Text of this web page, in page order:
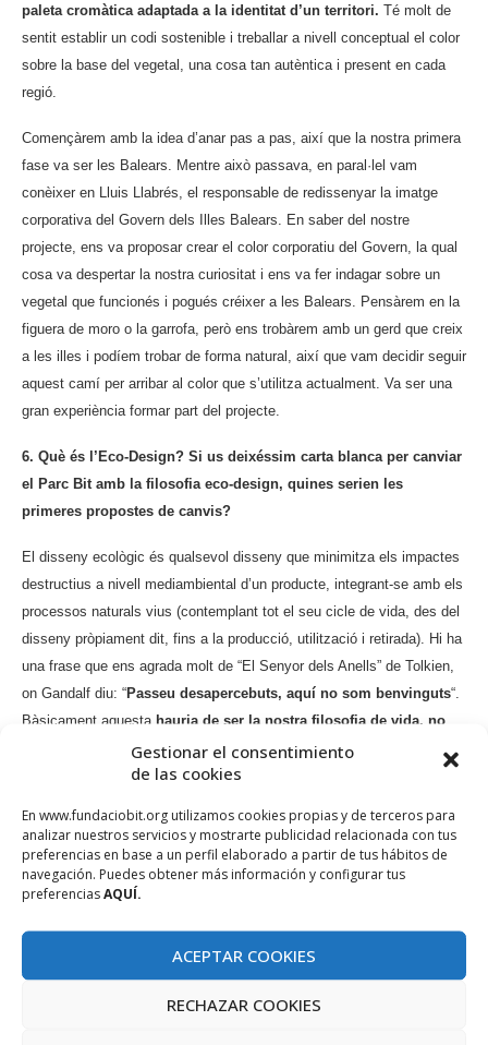
Gestionar el consentimiento
de las cookies
En www.fundaciobit.org utilizamos cookies propias y de terceros para
analizar nuestros servicios y mostrarte publicidad relacionada con tus
preferencias en base a un perfil elaborado a partir de tus hábitos de
navegación. Puedes obtener más información y configurar tus
preferenciasAQUÍ.
ACEPTAR COOKIES
RECHAZAR COOKIES
paleta cromàtica adaptada a la identitat d’un territori. Té molt de
sentit establir un codi sostenible i treballar a nivell conceptual el color
sobre la base del vegetal, una cosa tan autèntica i present en cada
regió.
Començàrem amb la idea d’anar pas a pas, així que la nostra primera
fase va ser les Balears. Mentre això passava, en paral·lel vam
conèixer en Lluis Llabrés, el responsable de redissenyar la imatge
corporativa del Govern dels Illes Balears. En saber del nostre
projecte, ens va proposar crear el color corporatiu del Govern, la qual
cosa va despertar la nostra curiositat i ens va fer indagar sobre un
vegetal que funcionés i pogués créixer a les Balears. Pensàrem en la
figuera de moro o la garrofa, però ens trobàrem amb un gerd que creix
a les illes i podíem trobar de forma natural, així que vam decidir seguir
aquest camí per arribar al color que s’utilitza actualment. Va ser una
gran experiència formar part del projecte.
6. Què és l’Eco-Design? Si us deixéssim carta blanca per canviar
el Parc Bit amb la filosofia eco-design, quines serien les
primeres propostes de canvis?
El disseny ecològic és qualsevol disseny que minimitza els impactes
destructius a nivell mediambiental d’un producte, integrant-se amb els
processos naturals vius (contemplant tot el seu cicle de vida, des del
disseny pròpiament dit, fins a la producció, utilització i retirada). Hi ha
una frase que ens agrada molt de “El Senyor dels Anells” de Tolkien,
on Gandalf diu: “Passeu desapercebuts, aquí no som benvinguts“.
Bàsicament aquesta hauria de ser la nostra filosofia de vida, no
deixar empremtaper allà per on anem. D’aquesta manera se’ns
planteja la necessitat d’anar eliminant poc a poc el prefix “Eco” perquè
respecte al medi ambient, ha de ser una evidència per a nosaltres, ja
que, en cas contrari, estam atacant-nos a nosaltres mateixos.
El que més ens agradaria és arribar a inspirar servint com a exemple.
Pensam que el que cal és fer una revisió general per qüestionar com
es vénen fent les coses i avaluar si l’impacte que tenen és positiu o
negatiu, i d’acord a això actuar. Però no ens considerem en posició de
jutjar més que els nostres propis actes.